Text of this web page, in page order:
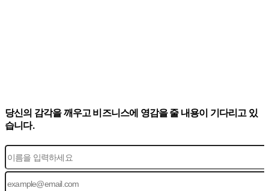
당신의 감각을 깨우고 비즈니스에 영감을 줄 내용이 기다리고 있
습니다.